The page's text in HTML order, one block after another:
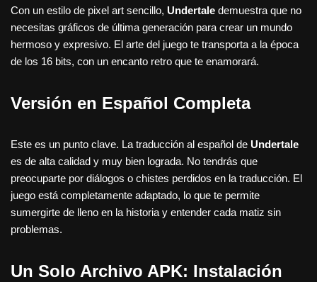
Con un estilo de pixel art sencillo, Undertale demuestra que no
necesitas gráficos de última generación para crear un mundo
hermoso y expresivo. El arte del juego te transporta a la época
de los 16 bits, con un encanto retro que te enamorará.
Versión en Español Completa
Este es un punto clave. La traducción al español de Undertale
es de alta calidad y muy bien lograda. No tendrás que
preocuparte por diálogos o chistes perdidos en la traducción. El
juego está completamente adaptado, lo que te permite
sumergirte de lleno en la historia y entender cada matiz sin
problemas.
Un Solo Archivo APK: Instalación